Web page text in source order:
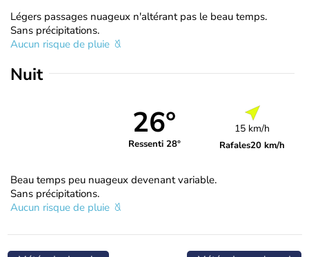
Légers passages nuageux n'altérant pas le beau temps.
Sans précipitations.
Aucun risque de pluie
Nuit
26°
Ressenti 28°
15 km/h
Rafales20 km/h
Beau temps peu nuageux devenant variable.
Sans précipitations.
Aucun risque de pluie